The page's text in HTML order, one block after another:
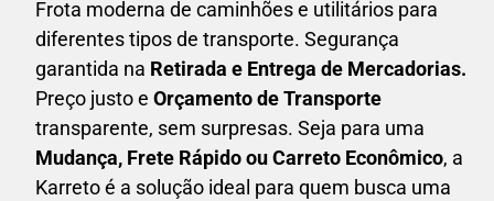
Frota moderna de caminhões e utilitários para
diferentes tipos de transporte. Segurança
garantida na Retirada e Entrega de Mercadorias.
Preço justo e Orçamento de Transporte
transparente, sem surpresas. Seja para uma
Mudança, Frete Rápido ou Carreto Econômico, a
Karretoé a solução ideal para quem busca uma